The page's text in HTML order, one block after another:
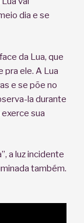
dia e se
da Lua, que
pra ele. A Lua
e se põe no
la durante
sua
a luz incidente
também.